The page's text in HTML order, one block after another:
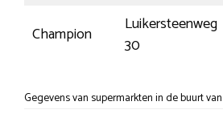
Champion
Luikersteenweg
30
Gegevens van supermarkten in de buurt